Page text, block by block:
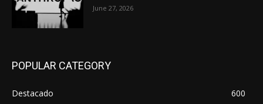
June 27, 2026
POPULAR CATEGORY
Destacado
600